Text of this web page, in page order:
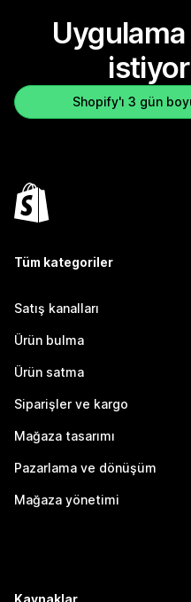
Shopify'ı 3 gün
Tüm kategoriler
Satış kanalları
Ürün bulma
Ürün satma
Siparişler ve kargo
Mağaza tasarımı
Pazarlama ve dönüşüm
Mağaza yönetimi